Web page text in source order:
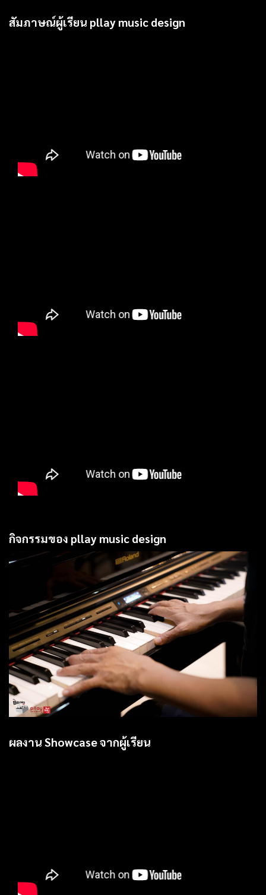
สัมภาษณ์ผู้เรียน pllay music design
กิจกรรมของ pllay music design
ผลงาน Showcase จากผู้เรียน